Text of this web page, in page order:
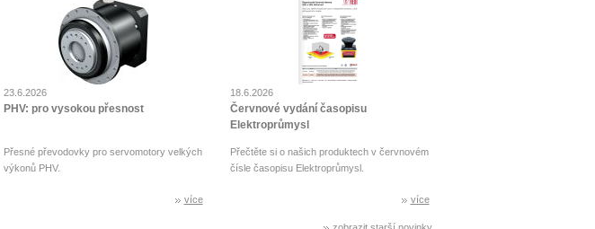
23.6.2026
PHV: pro vysokou přesnost
Přesné převodovky pro servomotory velkých
výkonů PHV.
více
18.6.2026
Červnové vydání časopisu
Elektroprůmysl
Přečtěte si o našich produktech v červnovém
čísle časopisu Elektroprůmysl.
více